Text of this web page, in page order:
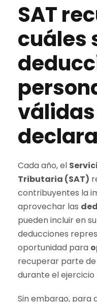
SAT
cuáles
válidas
Cada año, el
Tributaria (SAT)
contribuyentes la
aprovechar las
pueden incluir en su
deducciones
oportunidad para
recuperar parte de
durante el ejercicio
Sin embargo, para